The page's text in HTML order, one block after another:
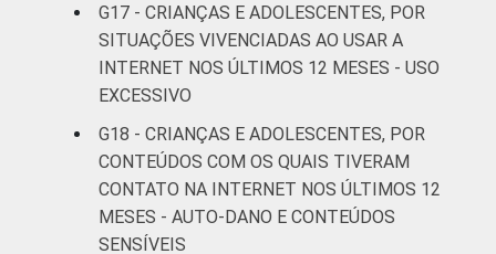
crianças e adolescentes no Brasil - TIC Kids
Online Brasil 2019. ¹Dados coletados por
meio de questionários de
autopreenchimento.
G17 - CRIANÇAS E ADOLESCENTES, POR
SITUAÇÕES VIVENCIADAS AO USAR A
INTERNET NOS ÚLTIMOS 12 MESES - USO
EXCESSIVO
G18 - CRIANÇAS E ADOLESCENTES, POR
CONTEÚDOS COM OS QUAIS TIVERAM
CONTATO NA INTERNET NOS ÚLTIMOS 12
MESES - AUTO-DANO E CONTEÚDOS
SENSÍVEIS